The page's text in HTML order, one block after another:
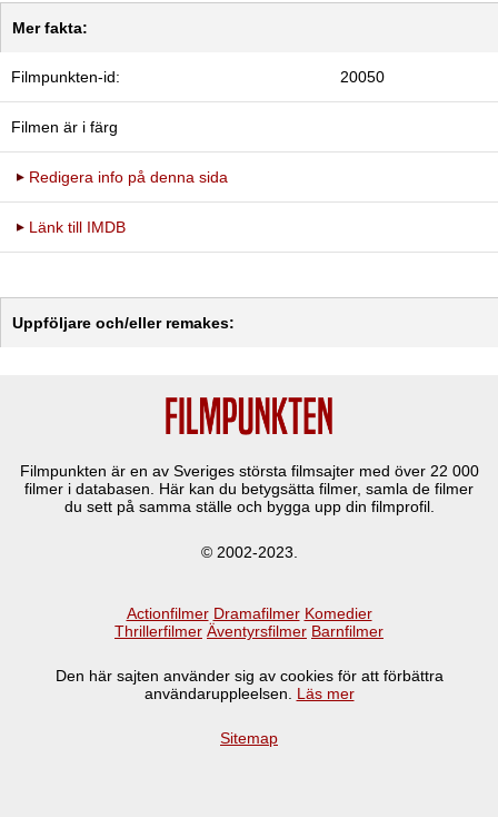
Mer fakta:
Filmpunkten-id: 20050
Filmen är i färg
Redigera info på denna sida
Länk till IMDB
Uppföljare och/eller remakes:
Filmpunkten är en av Sveriges största filmsajter med över 22 000
filmer i databasen. Här kan du betygsätta filmer, samla de filmer
du sett på samma ställe och bygga upp din filmprofil.
© 2002-2023.
Actionfilmer Dramafilmer Komedier
Thrillerfilmer Äventyrsfilmer Barnfilmer
Den här sajten använder sig av cookies för att förbättra
användaruppleelsen. Läs mer
Sitemap